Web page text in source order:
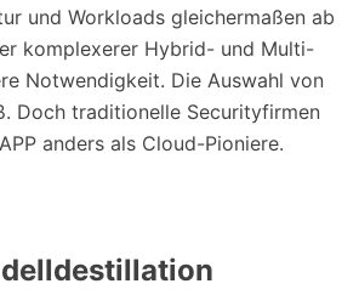
und Workloads gleichermaßen ab
komplexerer Hybrid- und Multi-
Notwendigkeit. Die Auswahl von
Doch traditionelle Securityfirmen
anders als Cloud-Pioniere.